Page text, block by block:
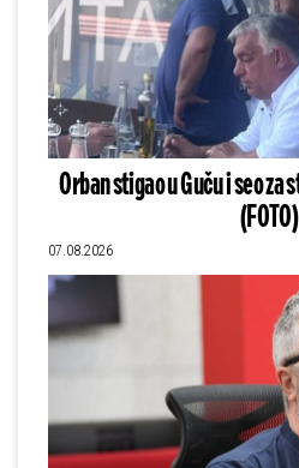
Orban stigao u Guču i seo za
(FOTO)
07.08.2026